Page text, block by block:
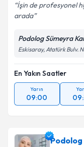
İşin de profesyonel
arada
Podolog Sümeyra
Eskisaray, Atatürk Bulv.
En Yakın Saatler
Yarın
09:00